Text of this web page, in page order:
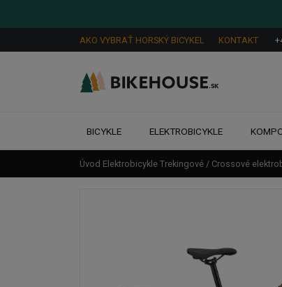
AKO VYBRAŤ HORSKÝ BICYKEL KONTAKT
BICYKLE ELEKTROBICYKLE
Úvod Elektrobicykle Trekingové / Crossové